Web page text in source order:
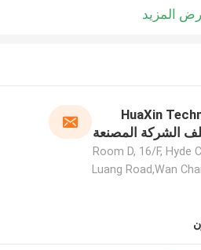
المزيد
HuaXin
Room D, 16/F, Hyde
Luang Road,Wan